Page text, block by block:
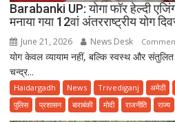
Barabanki UP: योगा फॉर हेल्दी
मनाया गया 12वां अंतरराष्ट्रीय योग
June 21, 2026 News Desk
योग केवल व्यायाम नहीं, बल्कि स्वस्थ और
चन्द्र...
Haidargadh News Trivediganj अमेठी
पुलिस
प्रशासन बाराबंकी मोदी राजनीति राज्य